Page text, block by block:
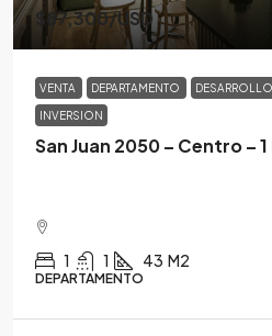
$87,300/USD
VENTA DEPARTAMENTO DESARROLLO
INVERSION
San Juan 2050 – Centro –
1 1 43 M2
DEPARTAMENTO